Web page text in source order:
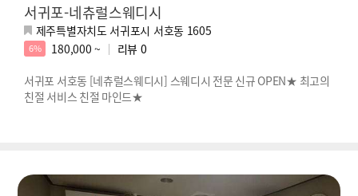
서귀포-네츄럴스웨디시
제주특별자치도 서귀포시 서호동 1605
6% 180,000 ~ 리뷰 0
서귀포 서호동 [네츄럴스웨디시] 스웨디시 전문 신규 OPEN★ 최고의
친절 서비스 친절 마인드★